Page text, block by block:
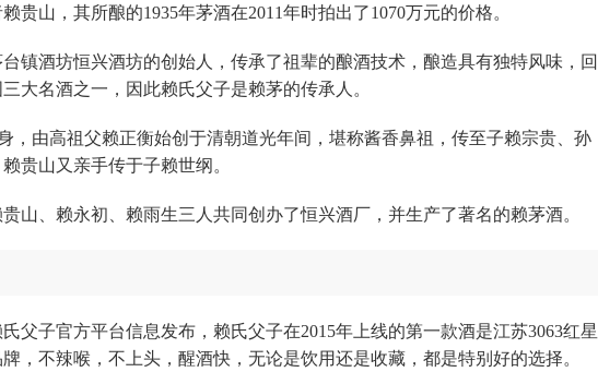
贵山，其所酿的1935年茅酒在2011年时拍出了1070万元的价格。
镇酒坊恒兴酒坊的创始人，传承了祖辈的酿酒技术，酿造具有独特风味，回
大名酒之一，因此赖氏父子是赖茅的传承人。
，由高祖父赖正衡始创于清朝道光年间，堪称酱香鼻祖，传至子赖宗贵、孙
贵山又亲手传于子赖世纲。
山、赖永初、赖雨生三人共同创办了恒兴酒厂，并生产了著名的赖茅酒。
父子官方平台信息发布，赖氏父子在2015年上线的第一款酒是江苏3063红星
，不辣喉，不上头，醒酒快，无论是饮用还是收藏，都是特别好的选择。